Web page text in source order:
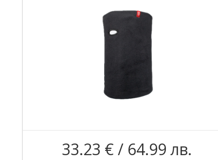
33.23 € / 64.99 лв.